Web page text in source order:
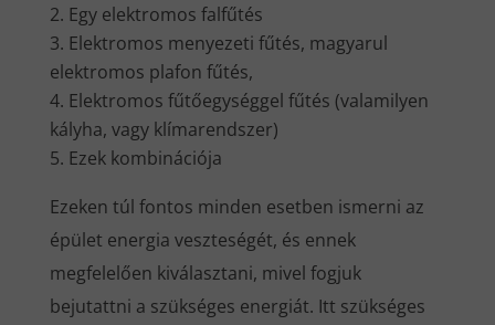
Egy elektromos falfűtés
Elektromos menyezeti fűtés, magyarul
elektromos plafon fűtés,
Elektromos fűtőegységgel fűtés (valamilyen
kályha, vagy klímarendszer)
Ezek kombinációja
Ezeken túl fontos minden esetben ismerni az
épület energia veszteségét, és ennek
megfelelően kiválasztani, mivel fogjuk
bejutattni a szükséges energiát. Itt szükséges